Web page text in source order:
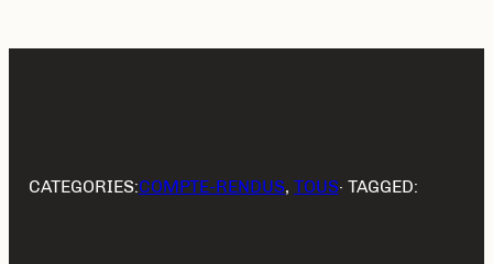
CATEGORIES:COMPTE-RENDUS, TOUS· TAGGED: